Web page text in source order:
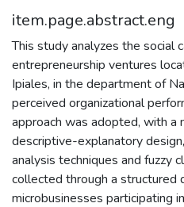
item.page.abstract.eng
This study analyzes the social
entrepreneurship ventures
Ipiales, in the department of
perceived organizational
approach was adopted, with a
descriptive-explanatory
analysis techniques and fuzzy
collected through a structured
microbusinesses participating